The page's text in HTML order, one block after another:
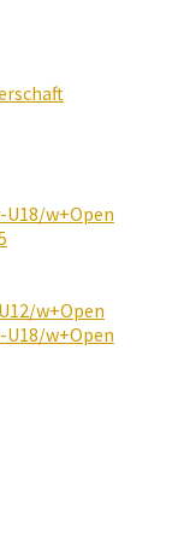
U18/w+Open
w+Open
U18/w+Open